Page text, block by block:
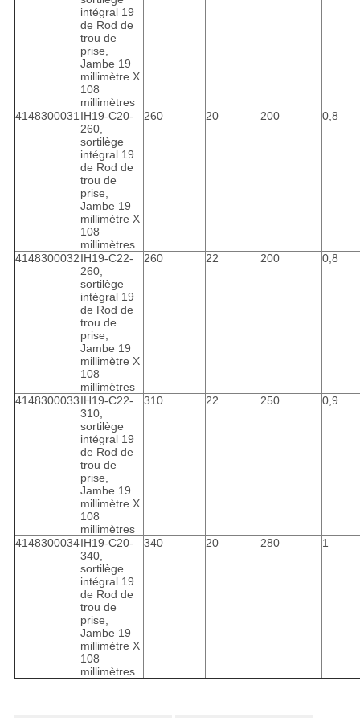
intégral 19
de Rod de
trou de
prise,
Jambe 19
millimètre X
108
millimètres
4148300031IH19-C20-
260,
sortilège
intégral 19
de Rod de
trou de
prise,
Jambe 19
millimètre X
108
millimètres
260 20 200 0,8
4148300032IH19-C22-
260,
sortilège
intégral 19
de Rod de
trou de
prise,
Jambe 19
millimètre X
108
millimètres
260 22 200 0,8
4148300033IH19-C22-
310,
sortilège
intégral 19
de Rod de
trou de
prise,
Jambe 19
millimètre X
108
millimètres
310 22 250 0,9
4148300034IH19-C20-
340,
sortilège
intégral 19
de Rod de
trou de
prise,
Jambe 19
millimètre X
108
millimètres
340 20 280 1